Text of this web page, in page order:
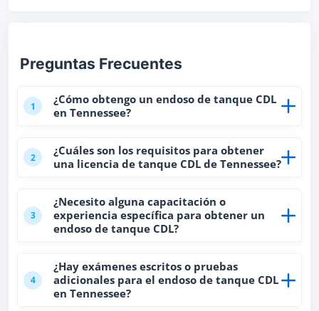
Preguntas Frecuentes
1
¿Cómo obtengo un endoso de tanque CDL
en Tennessee?
2
¿Cuáles son los requisitos para obtener
una licencia de tanque CDL de Tennessee?
3
¿Necesito alguna capacitación o
experiencia específica para obtener un
endoso de tanque CDL?
4
¿Hay exámenes escritos o pruebas
adicionales para el endoso de tanque CDL
en Tennessee?